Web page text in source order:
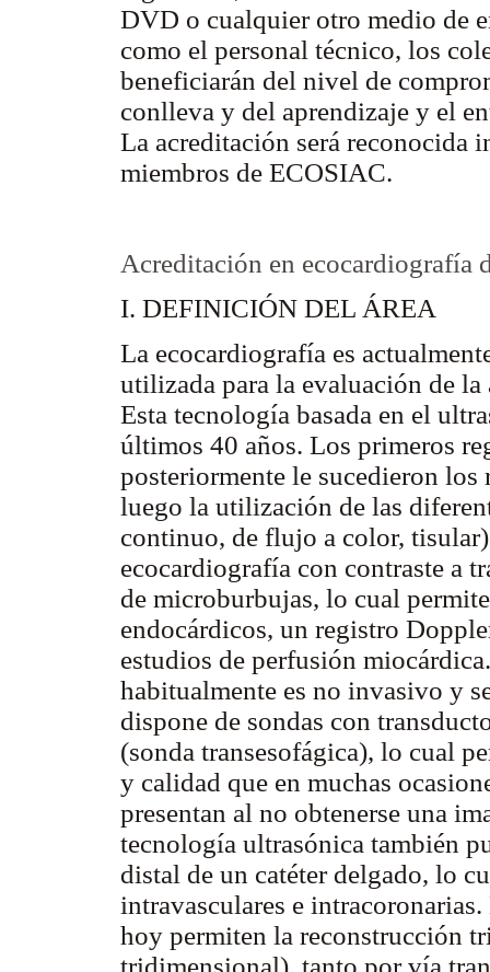
DVD o cualquier otro medio de
como el personal técnico, los
beneficiarán del nivel de
conlleva y del aprendizaje y el
La acreditación será reconocida
miembros de ECOSIAC.
Acreditación en ecocardiografía
I. DEFINICIÓN DEL ÁREA
La ecocardiografía es
utilizada para la evaluación de
Esta tecnología basada en el
últimos 40 años. Los primeros
posteriormente le sucedieron
luego la utilización de las
continuo, de flujo a color,
ecocardiografía con contraste a
de microburbujas, lo cual
endocárdicos, un registro
estudios de perfusión
habitualmente es no invasivo y
dispone de sondas con
(sonda transesofágica), lo cual
y calidad que en muchas
presentan al no obtenerse una
tecnología ultrasónica también
distal de un catéter delgado, lo
intravasculares e
hoy permiten la reconstrucción